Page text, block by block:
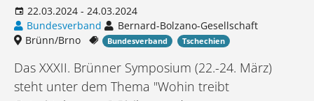
22.03.2024 - 24.03.2024
Bundesverband
Bernard-Bolzano-Gesellschaft
Brünn/Brno
Bundesverband Tschechien
Das XXXII. Brünner Symposium (22.-24. März)
steht unter dem Thema "Wohin treibt